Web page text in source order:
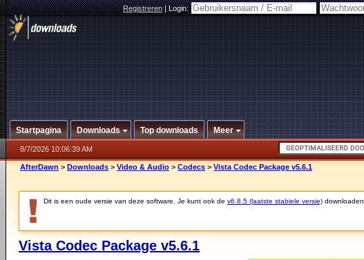
Registreren|Login:
Startpagina Downloads Top downloads Meer
8/7/2026 10:06:39 AM
AfterDawn > Downloads > Video & Audio > Codecs > Vista Codec Package v5.6.1
Dit is een oude versie van deze software. Je kunt ook de v6.8.5 (laatste stabiele versie) downloaden.
Vista Codec Package v5.6.1